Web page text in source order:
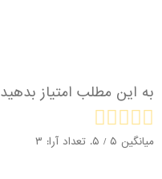
به این مطلب امتیاز بدهید
میانگین ۵ / ۵. تعداد آرا: ۳